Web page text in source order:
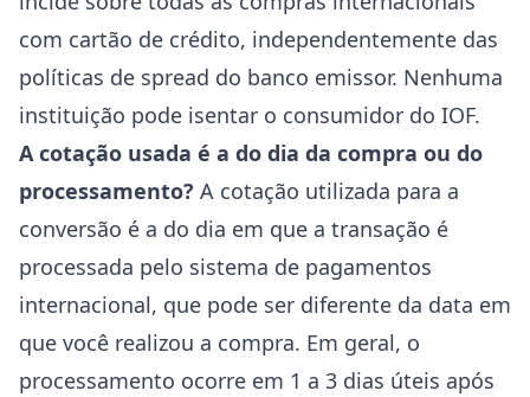
com cartão de crédito, independentemente das
políticas de spread do banco emissor. Nenhuma
instituição pode isentar o consumidor do IOF.
A cotação usada é a do dia da compra ou do
processamento? A cotação utilizada para a
conversão é a do dia em que a transação é
processada pelo sistema de pagamentos
internacional, que pode ser diferente da data em
que você realizou a compra. Em geral, o
processamento ocorre em 1 a 3 dias úteis após